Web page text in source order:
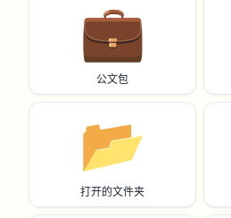
💼
公文包
📂
打开的文件夹